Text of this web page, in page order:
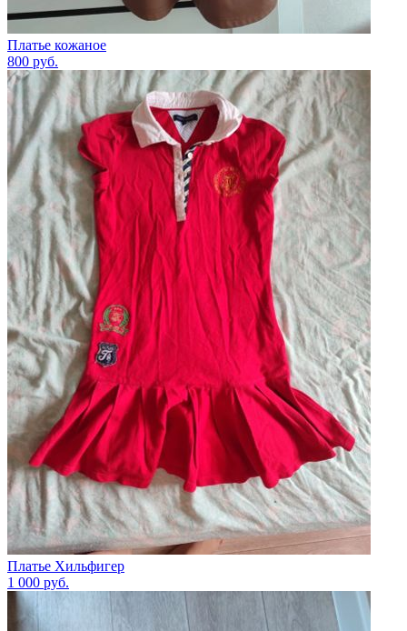
Платье кожаное
800 руб.
Платье Хильфигер
1 000 руб.